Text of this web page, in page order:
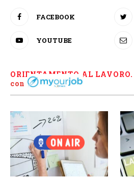
FACEBOOK
YOUTUBE
ORIENTAMENTO AL LAVORO.
con